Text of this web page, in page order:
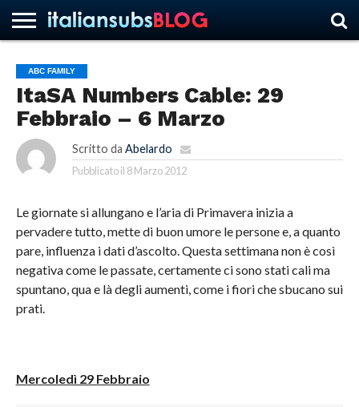
HOME
NEWS
ASCOLTI
RECENSIONI
INTERVISTE
CURIOSITÀ
CHI
SIAMO
CONTATTACI
FORUM
ITALIANSUBS
ABC FAMILY
ItaSA Numbers Cable: 29
Febbraio – 6 Marzo
Scritto da Abelardo
Pubblicato il 8 Marzo 2012
Le giornate si allungano e l’aria di Primavera inizia a
pervadere tutto, mette di buon umore le persone e, a quanto
pare, influenza i dati d’ascolto.Questa settimana non è così
negativa come le passate, certamente ci sono stati cali ma
spuntano, qua e là degli aumenti, come i fiori che sbucano sui
prati.
Mercoledì 29 Febbraio